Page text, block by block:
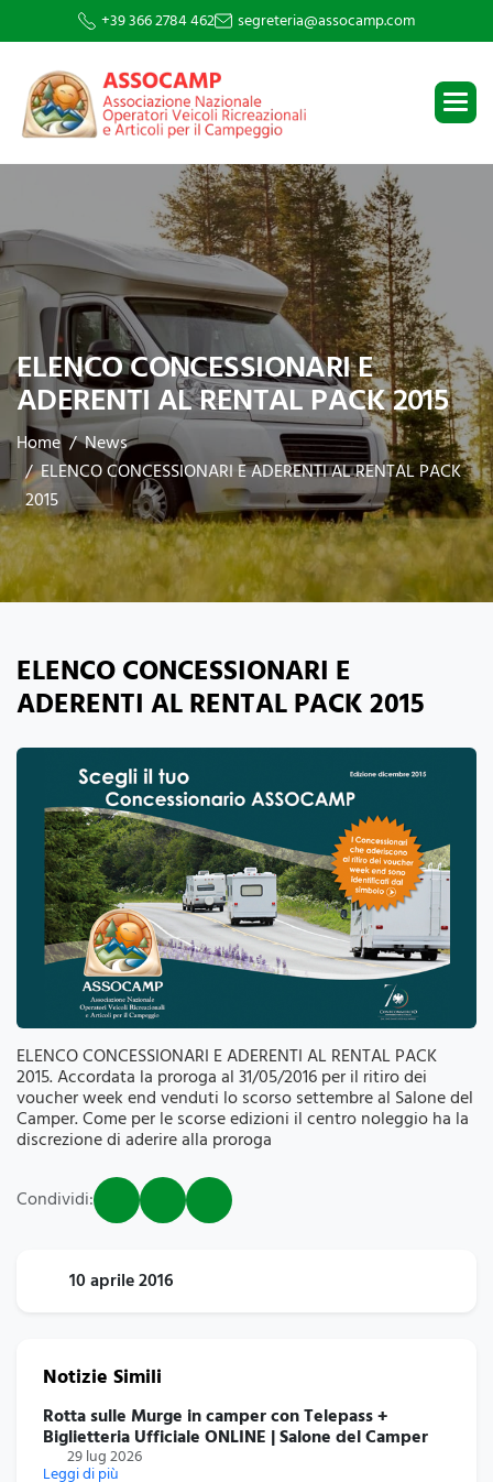
+39 366 2784 462 segreteria@assocamp.com
ELENCO CONCESSIONARI E
ADERENTI AL RENTAL PACK 2015
Home
News
ELENCO CONCESSIONARI E ADERENTI AL RENTAL PACK
2015
ELENCO CONCESSIONARI E
ADERENTI AL RENTAL PACK 2015
ELENCO CONCESSIONARI E ADERENTI AL RENTAL PACK
2015. Accordata la proroga al 31/05/2016 per il ritiro dei
voucher week end venduti lo scorso settembre al Salone del
Camper. Come per le scorse edizioni il centro noleggio ha la
discrezione di aderire alla proroga
Condividi:
10 aprile 2016
Notizie Simili
Rotta sulle Murge in camper con Telepass +
Biglietteria Ufficiale ONLINE | Salone del Camper
29 lug 2026
Leggi di più